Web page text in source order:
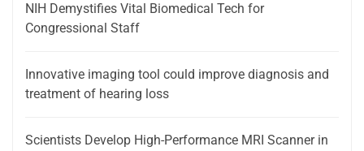
NIH Demystifies Vital Biomedical Tech for
Congressional Staff
Innovative imaging tool could improve diagnosis and
treatment of hearing loss
Scientists Develop High-Performance MRI Scanner in